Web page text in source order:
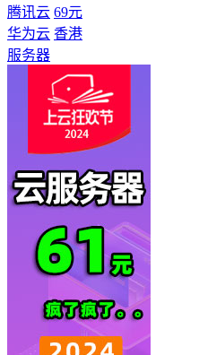
腾讯云 69元
华为云 香港
服务器